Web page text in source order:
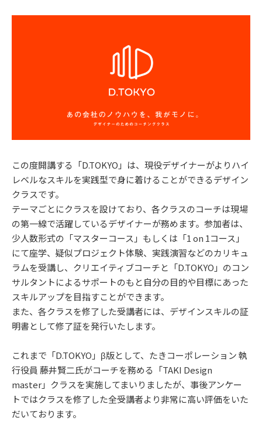
この度開講する「D.TOKYO」は、現役デザイナーがよりハイ
レベルなスキルを実践型で身に着けることができるデザイン
クラスです。
テーマごとにクラスを設けており、各クラスのコーチは現場
の第一線で活躍しているデザイナーが務めます。参加者は、
少人数形式の「マスターコース」もしくは「1 on 1コース」
にて座学、疑似プロジェクト体験、実践演習などのカリキュ
ラムを受講し、クリエイティブコーチと「D.TOKYO」のコン
サルタントによるサポートのもと自分の目的や目標にあった
スキルアップを目指すことができます。
また、各クラスを修了した受講者には、デザインスキルの証
明書として修了証を発行いたします。
これまで「D.TOKYO」β版として、たきコーポレーション 執
行役員 藤井賢二氏がコーチを務める「TAKI Design
master」クラスを実施してまいりましたが、事後アンケー
トではクラスを修了した全受講者より非常に高い評価をいた
だいております。